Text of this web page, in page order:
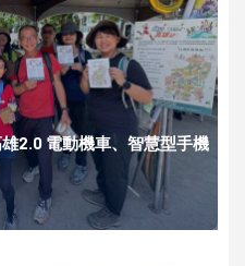
2.0 電動機車、智慧型手機